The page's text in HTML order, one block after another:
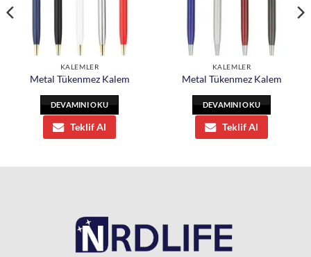
KALEMLER
Metal Tükenmez Kalem
DEVAMINI OKU
Teklif Al
KALEMLER
Metal Tükenmez Kalem
DEVAMINI OKU
Teklif Al